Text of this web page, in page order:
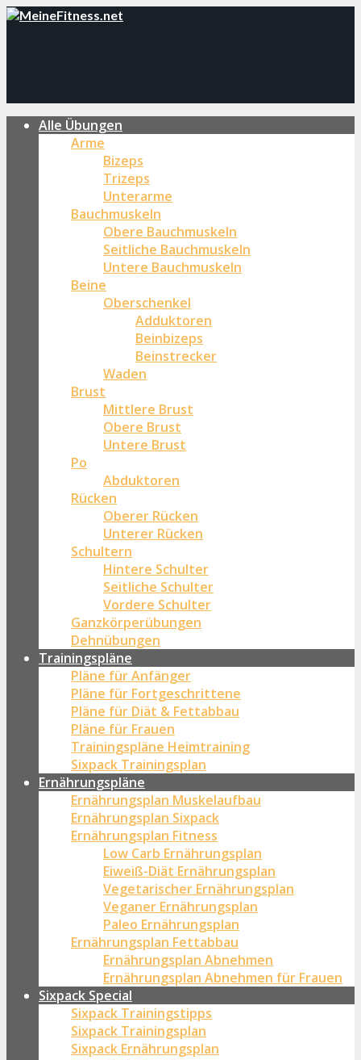
Alle Übungen
Arme
Bizeps
Trizeps
Unterarme
Bauchmuskeln
Obere Bauchmuskeln
Seitliche Bauchmuskeln
Untere Bauchmuskeln
Beine
Oberschenkel
Adduktoren
Beinbizeps
Beinstrecker
Waden
Brust
Mittlere Brust
Obere Brust
Untere Brust
Po
Abduktoren
Rücken
Oberer Rücken
Unterer Rücken
Schultern
Hintere Schulter
Seitliche Schulter
Vordere Schulter
Ganzkörperübungen
Dehnübungen
Trainingspläne
Pläne für Anfänger
Pläne für Fortgeschrittene
Pläne für Diät & Fettabbau
Pläne für Frauen
Trainingspläne Heimtraining
Sixpack Trainingsplan
Ernährungspläne
Ernährungsplan Muskelaufbau
Ernährungsplan Sixpack
Ernährungsplan Fitness
Low Carb Ernährungsplan
Eiweiß-Diät Ernährungsplan
Vegetarischer Ernährungsplan
Veganer Ernährungsplan
Paleo Ernährungsplan
Ernährungsplan Fettabbau
Ernährungsplan Abnehmen
Ernährungsplan Abnehmen für Frauen
Sixpack Special
Sixpack Trainingstipps
Sixpack Trainingsplan
Sixpack Ernährungsplan